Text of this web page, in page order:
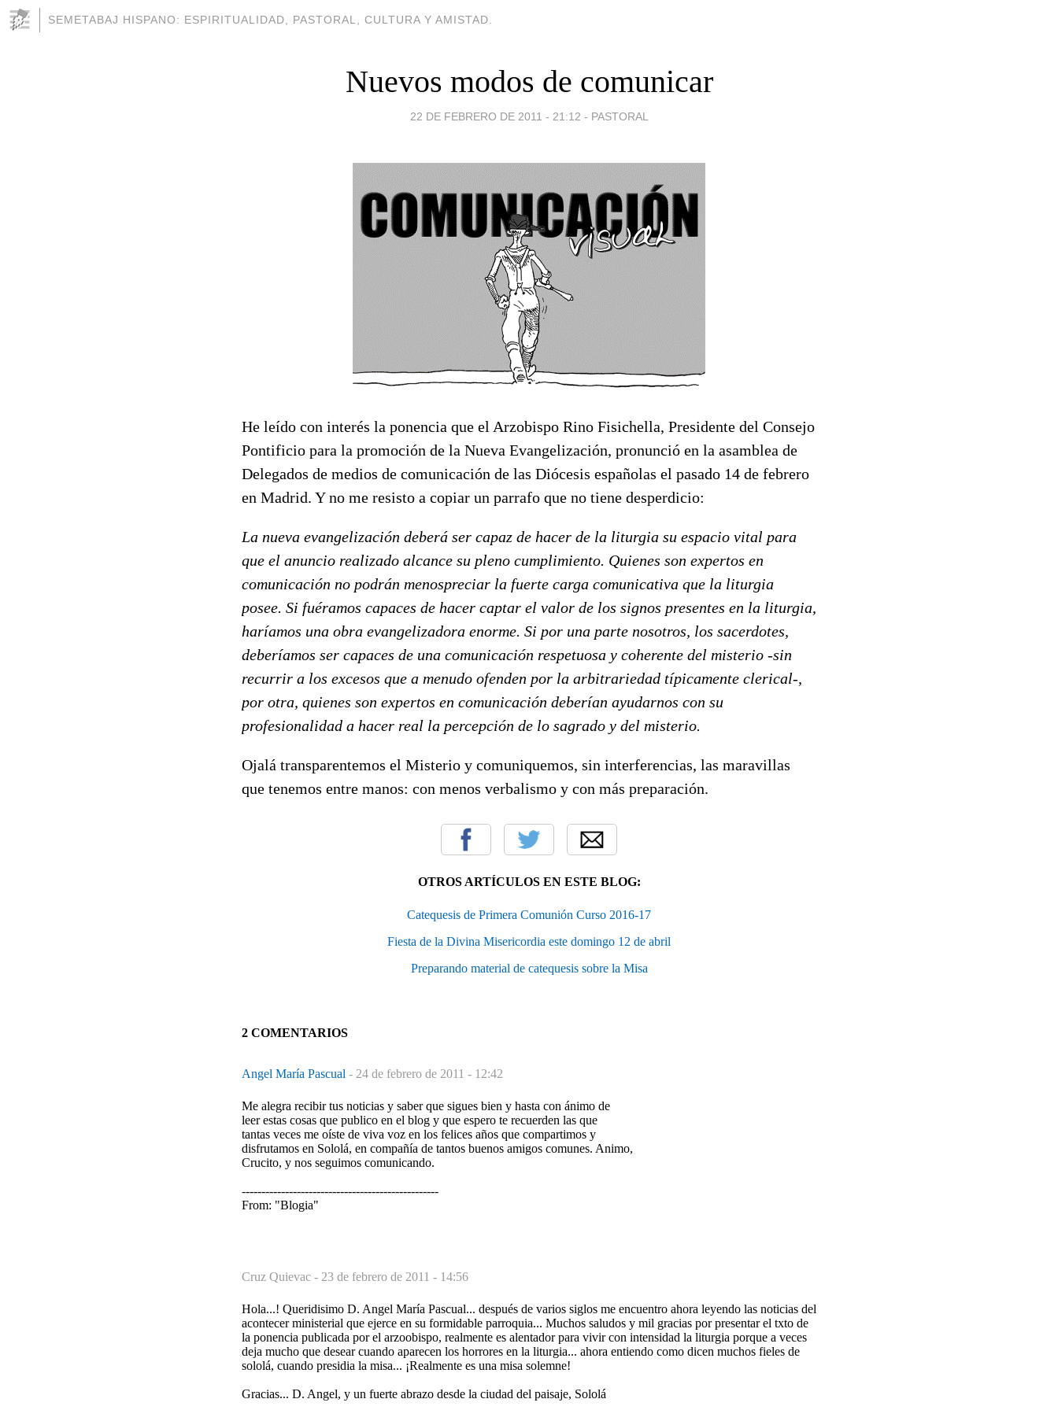
SEMETABAJ HISPANO: ESPIRITUALIDAD, PASTORAL, CULTURA Y AMISTAD.
Nuevos modos de comunicar
22 DE FEBRERO DE 2011 - 21:12 - PASTORAL
He leído con interés la ponencia que el Arzobispo Rino Fisichella, Presidente del Consejo
Pontificio para la promoción de la Nueva Evangelización, pronunció en la asamblea de
Delegados de medios de comunicación de las Diócesis españolas el pasado 14 de febrero
en Madrid. Y no me resisto a copiar un parrafo que no tiene desperdicio:
La nueva evangelización deberá ser capaz de hacer de la liturgia su espacio vital para
que el anuncio realizado alcance su pleno cumplimiento. Quienes son expertos en
comunicación no podrán menospreciar la fuerte carga comunicativa que la liturgia
posee. Si fuéramos capaces de hacer captar el valor de los signos presentes en la liturgia,
haríamos una obra evangelizadora enorme. Si por una parte nosotros, los sacerdotes,
deberíamos ser capaces de una comunicación respetuosa y coherente del misterio -sin
recurrir a los excesos que a menudo ofenden por la arbitrariedad típicamente clerical-,
por otra, quienes son expertos en comunicación deberían ayudarnos con su
profesionalidad a hacer real la percepción de lo sagrado y del misterio.
Ojalá transparentemos el Misterio y comuniquemos, sin interferencias, las maravillas
que tenemos entre manos: con menos verbalismo y con más preparación.
OTROS ARTÍCULOS EN ESTE BLOG:
Catequesis de Primera Comunión Curso 2016-17
Fiesta de la Divina Misericordia este domingo 12 de abril
Preparando material de catequesis sobre la Misa
2 COMENTARIOS
Angel María Pascual - 24 de febrero de 2011 - 12:42
Me alegra recibir tus noticias y saber que sigues bien y hasta con ánimo de
leer estas cosas que publico en el blog y que espero te recuerden las que
tantas veces me oíste de viva voz en los felices años que compartimos y
disfrutamos en Sololá, en compañía de tantos buenos amigos comunes. Animo,
Crucito, y nos seguimos comunicando.
--------------------------------------------------
From: "Blogia"
Cruz Quievac - 23 de febrero de 2011 - 14:56
Hola...! Queridisimo D. Angel María Pascual... después de varios siglos me encuentro ahora leyendo las noticias del
acontecer ministerial que ejerce en su formidable parroquia... Muchos saludos y mil gracias por presentar el txto de
la ponencia publicada por el arzoobispo, realmente es alentador para vivir con intensidad la liturgia porque a veces
deja mucho que desear cuando aparecen los horrores en la liturgia... ahora entiendo como dicen muchos fieles de
sololá, cuando presidia la misa... ¡Realmente es una misa solemne!
Gracias... D. Angel, y un fuerte abrazo desde la ciudad del paisaje, Sololá